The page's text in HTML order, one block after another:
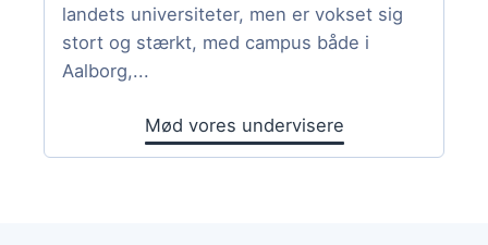
landets universiteter, men er vokset sig
stort og stærkt, med campus både i
Aalborg,...
Mød vores undervisere